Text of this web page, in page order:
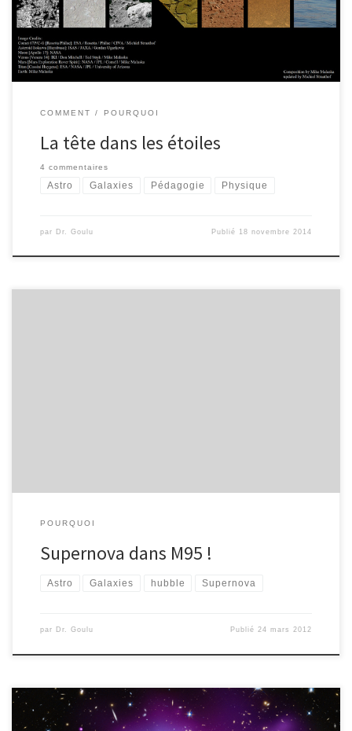
je me suis immédiatement inscrit et je le suis assidûment depuis
deux mois en y consacrant une bonne soirée par semaine.
COMMENT POURQUOI
La tête dans les étoiles
4 commentaires
Astro Galaxies Pédagogie Physique
par Dr. Goulu Publié 18 novembre 2014
POURQUOI
Supernova dans M95 !
Astro Galaxies hubble Supernova
par Dr. Goulu Publié24 mars 2012